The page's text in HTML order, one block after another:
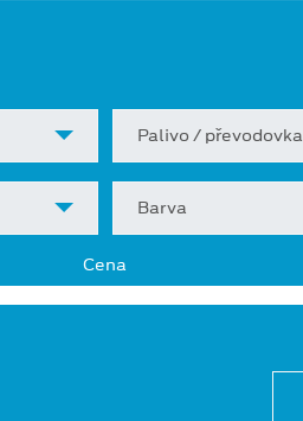
Palivo / převodovka
Barva
Cena